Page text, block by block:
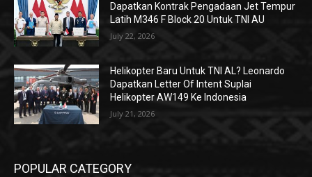
Dapatkan Kontrak Pengadaan Jet Tempur
Latih M346 F Block 20 Untuk TNI AU
July 22, 2026
Helikopter Baru Untuk TNI AL? Leonardo
Dapatkan Letter Of Intent Suplai
Helikopter AW149 Ke Indonesia
July 21, 2026
POPULAR CATEGORY